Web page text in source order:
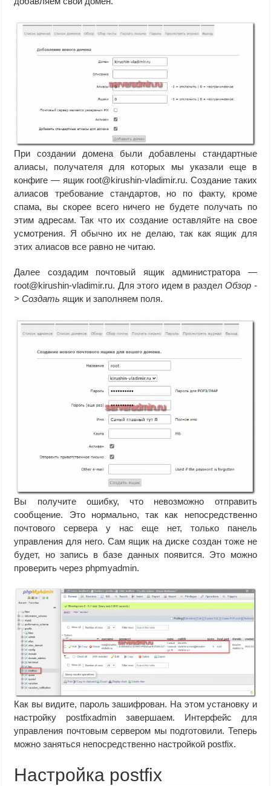
При создании домена были добавлены стандартные
алиасы, получателя для которых мы указали еще в
конфиге — ящик root@kirushin-vladimir.ru. Создание таких
алиасов требование стандартов, но по факту, кроме
спама, вы скорее всего ничего не будете получать по
этим адресам. Так что их создание оставляйте на свое
усмотрения. Я обычно их не делаю, так как ящик для
этих алиасов все равно не читаю.
Далее создадим почтовый ящик администратора —
root@kirushin-vladimir.ru. Для этого идем в разделОбзор -
> Создать ящик и заполняем поля.
Вы получите ошибку, что невозможно отправить
сообщение. Это нормально, так как непосредственно
почтового сервера у нас еще нет, только панель
управления для него. Сам ящик на диске создан тоже не
будет, но запись в базе данных появится. Это можно
проверить через phpmyadmin.
Как вы видите, пароль зашифрован. На этом установку и
настройку postfixadmin завершаем. Интерфейс для
управления почтовым сервером мы подготовили. Теперь
можно заняться непосредственно настройкой postfix.
Настройка postfix